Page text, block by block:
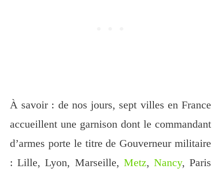
À savoir : de nos jours, sept villes en France
accueillent une garnison dont le commandant
d’armes porte le titre de Gouverneur militaire
: Lille, Lyon, Marseille, Metz, Nancy, Paris